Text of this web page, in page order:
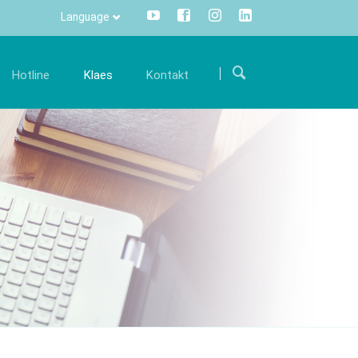
Language
nawigacje
trade
dla
Dla fasad i ogrodów
Komunikacja
Wszystkie informacje za
naciśnięciem przycisku –
bezposrednio i przejrzyście
Info Manager
CRM
DMS
openTRANS
Hotline Klaes
do naszego międzynarodowego zespołu i
nas swoją ekspercką wiedzą.
pracy
Kontakt
International
Route
Formularz kontaktowy